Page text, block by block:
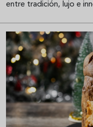
entre tradición, lujo e